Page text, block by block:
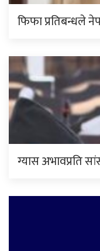
फिफा प्रतिबन्धले
ग्यास अभावप्रति